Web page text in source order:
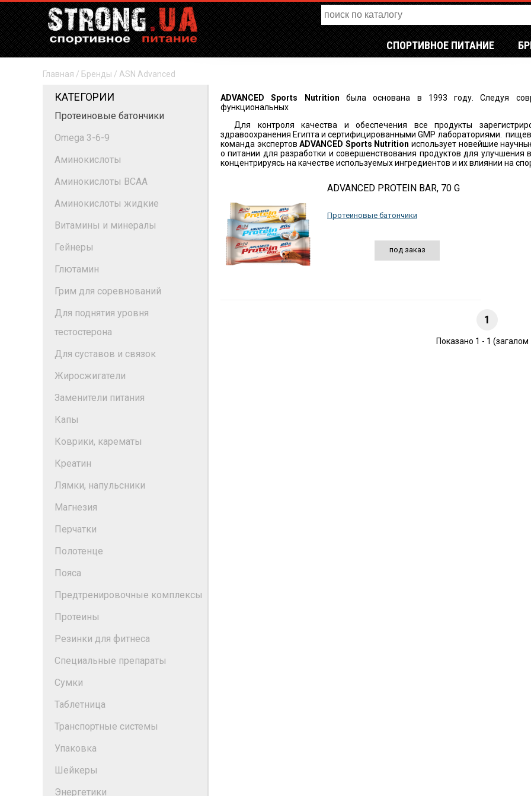
СПОРТИВНОЕ ПИТАНИЕ
Главная / Бренды / ASN Advanced
КАТЕГОРИИ
Протеиновые батончики
Omega 3-6-9
Аминокислоты
Аминокислоты BCAA
Аминокислоты жидкие
Витамины и минералы
Гейнеры
Глютамин
Грим для соревнований
Для поднятия уровня
тестостерона
Для суставов и связок
Жиросжигатели
Заменители питания
Капы
Коврики, карематы
Креатин
Лямки, напульсники
Магнезия
Перчатки
Полотенце
Пояса
Предтренировочные комплексы
Протеины
Резинки для фитнеса
Специальные препараты
Сумки
Таблетница
Транспортные системы
Упаковка
Шейкеры
Энергетики
ADVANCED Sports Nutrition была основана в 1993 году. Следуя
функциональных
Для контроля качества и обеспечения все продукты
здравоохранения Египта и сертифицированными GMP лабораториями.
команда экспертовADVANCED Sports Nutrition использует новейшие
о питании для разработки и совершенствования продуктов для улучшения
концентрируясь на качестве используемых ингредиентов и их влиянии на
ADVANCED PROTEIN BAR, 70 G
Протеиновые батончики
под заказ
1
Показано 1 - 1 (загалом